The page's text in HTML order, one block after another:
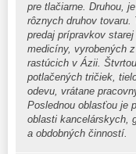
pre tlačiarne. Druhou,
rôznych druhov tovaru.
predaj prípravkov
medicíny, vyrobených
rastúcich v Ázii.
potlačených tričiek,
odevu, vrátane
Poslednou oblasťou je
oblasti kancelárskych,
a obdobných činností.